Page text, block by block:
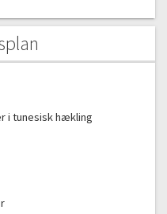
i tunesisk hækling